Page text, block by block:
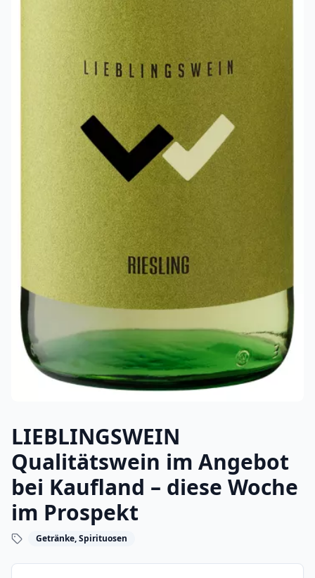
LIEBLINGSWEIN
Qualitätswein im Angebot
bei Kaufland – diese Woche
im Prospekt
Getränke, Spirituosen